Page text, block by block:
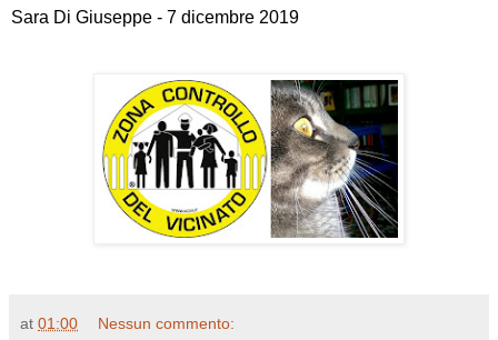
Sara Di Giuseppe - 7 dicembre 2019
at 01:00 Nessun commento: